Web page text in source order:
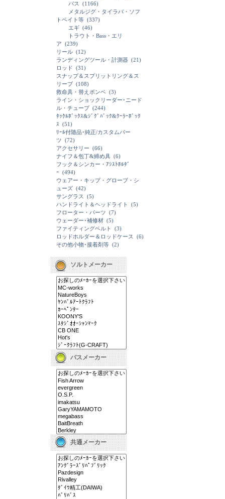
バス
(1166)
メタルジグ・タイラバ・ソフ
トベイト等 (337)
エギ (46)
トラウト・Bass・エリ
ア (239)
リール (12)
ランディングツール・計測器 (21)
ロッド (31)
スナップ＆スプリットリング＆ス
リーブ (108)
救命具・替えボンベ (3)
ライン・ショックリーダー･ニード
ル・チューブ (244)
ﾀｯｸﾙﾎﾞｯｸｽ&ｼﾞｸﾞﾊﾞｯｸ&ｸｰﾗｰﾎﾞｯｸ
ｽ (51)
ﾘｰﾙ付随品･純正/カスタムパー
ツ (72)
アクセサリー (66)
ナイフ＆包丁&締め具 (6)
フック＆シンカー・ｱｼｽﾄﾎﾙﾀﾞ
ｰ (494)
ウェアー・キップ・グローブ・シ
ューズ (42)
サングラス
(5)
ハンドライト＆ヘッドライト
(5)
フローター・パーツ (7)
ウェーダー･補修材 (5)
ファイティングベルト
(3)
ロッドホルダー＆ロッドケース
(6)
その他小物･接着剤等 (2)
ソルトメーカー
バスメーカー
共通メーカー